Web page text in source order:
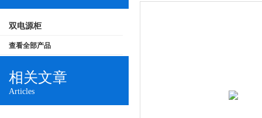
双电源柜
查看全部产品
相关文章
Articles